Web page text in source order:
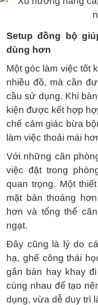
Setup đồng bộ
dùng hơn
Một góc làm việc tốt
nhiều đồ, mà cần
cầu sử dụng. Khi
kiện được kết hợp
chế cảm giác bừa
làm việc thoải mái
Với những căn
việc đặt trong
quan trọng. Một
mặt bàn thoáng
hơn và tổng thể
ngạt.
Đây cũng là lý do
hạ, ghế công thái
gắn bàn hay khay
cùng nhau để tạo
dụng, vừa dễ duy trì